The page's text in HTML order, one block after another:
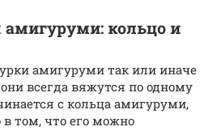
кольцо и
амигуруми так или иначе
всегда вяжутся по одному
с кольца амигуруми,
в том, что его можно